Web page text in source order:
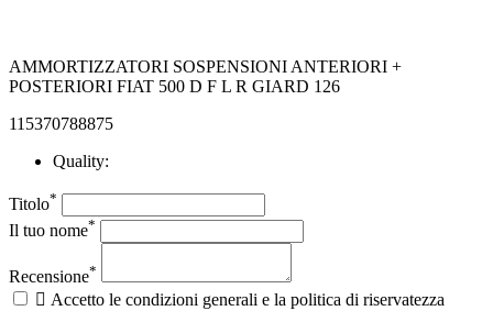
AMMORTIZZATORI SOSPENSIONI ANTERIORI +
POSTERIORI FIAT 500 D F L R GIARD 126
115370788875
Quality:
Titolo*
Il tuo nome*
Recensione*
 Accetto le condizioni generali e la politica di riservatezza